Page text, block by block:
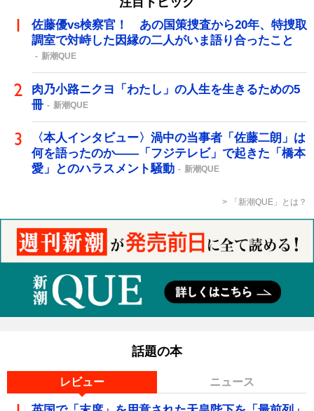
佐藤優vs検察官！ あの国策捜査から20年、特捜取
調室で対峙した因縁の二人がいま語り合ったこと
新潮QUE
肉乃小路ニクヨ「わたし」の人生を生きるための5
冊
新潮QUE
〈本人インタビュー〉渦中の当事者「佐藤二朗」は
何を語ったのか――「フジテレビ」で起きた「橋本
愛」とのハラスメント騒動
新潮QUE
「新潮QUE」とは？
話題の本
レビュー ニュース